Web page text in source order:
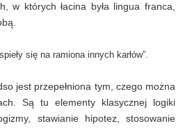
w których łacina była lingua franca,
się na ramiona innych karłów”.
jest przepełniona tym, czego można
Są tu elementy klasycznej logiki
stawianie hipotez, stosowanie